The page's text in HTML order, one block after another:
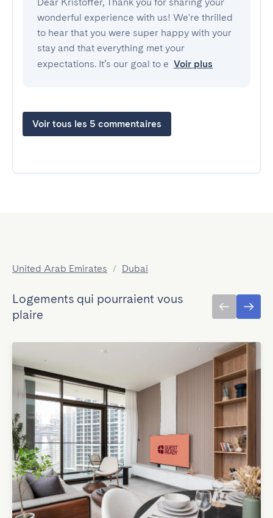
wonderful experience with us! We're thrilled
to hear that you were super happy with your
stay and that everything met your
expectations. It’s our goal to e Voir plus
Voir tous les 5 commentaires
United Arab Emirates / Dubai
Logements qui pourraient vous
plaire